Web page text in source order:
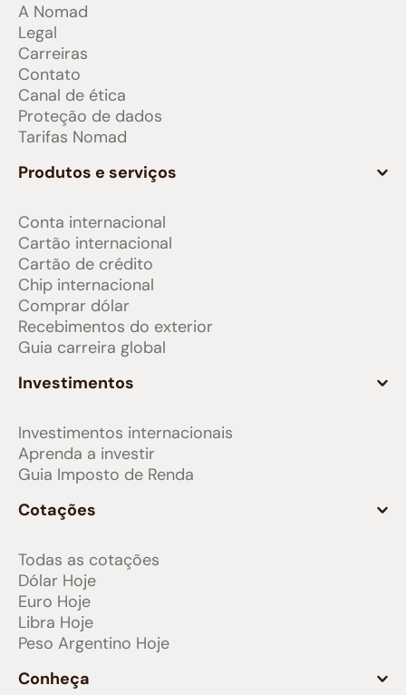
A Nomad
Legal
Carreiras
Contato
Canal de ética
Proteção de dados
Tarifas Nomad
Produtos e serviços
Conta internacional
Cartão internacional
Cartão de crédito
Chip internacional
Comprar dólar
Recebimentos do exterior
Guia carreira global
Investimentos
Investimentos internacionais
Aprenda a investir
Guia Imposto de Renda
Cotações
Todas as cotações
Dólar Hoje
Euro Hoje
Libra Hoje
Peso Argentino Hoje
Conheça